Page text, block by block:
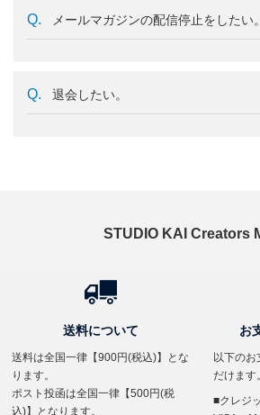
メールマガジンの配信停止をしたい。
退会したい。
STUDIO KAI Creators